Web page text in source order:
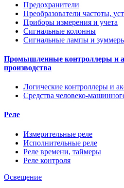
Предохранители
Преобразователи частоты,
Приборы измерения и учета
Сигнальные колонны
Сигнальные лампы и
Промышленные контроллеры и
производства
Логические контроллеры и
Средства человеко-
Реле
Измерительные реле
Исполнительные реле
Реле времени, таймеры
Реле контроля
Освещение